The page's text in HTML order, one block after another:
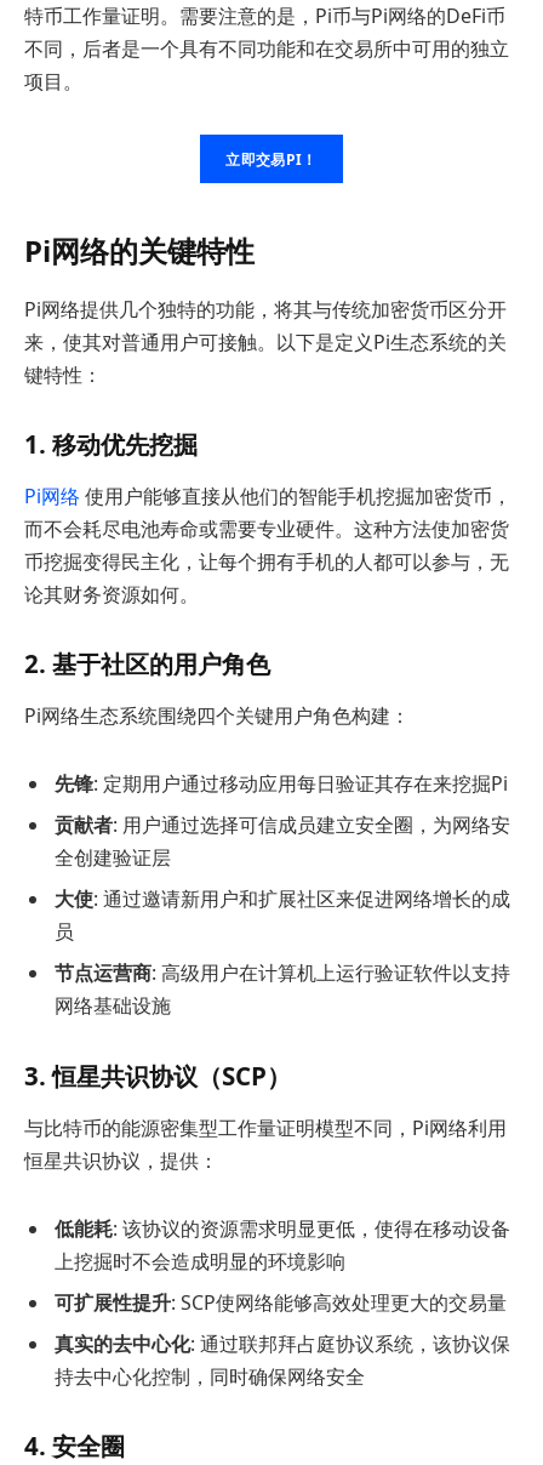
特币工作量证明。需要注意的是，Pi币与Pi网络的DeFi币
不同，后者是一个具有不同功能和在交易所中可用的独立
项目。
立即交易PI！
Pi网络的关键特性
Pi网络提供几个独特的功能，将其与传统加密货币区分开
来，使其对普通用户可接触。以下是定义Pi生态系统的关
键特性：
1. 移动优先挖掘
Pi网络使用户能够直接从他们的智能手机挖掘加密货币，
而不会耗尽电池寿命或需要专业硬件。这种方法使加密货
币挖掘变得民主化，让每个拥有手机的人都可以参与，无
论其财务资源如何。
2. 基于社区的用户角色
Pi网络生态系统围绕四个关键用户角色构建：
先锋: 定期用户通过移动应用每日验证其存在来挖掘Pi
贡献者: 用户通过选择可信成员建立安全圈，为网络安
全创建验证层
大使: 通过邀请新用户和扩展社区来促进网络增长的成
员
节点运营商: 高级用户在计算机上运行验证软件以支持
网络基础设施
3. 恒星共识协议（SCP）
与比特币的能源密集型工作量证明模型不同，Pi网络利用
恒星共识协议，提供：
低能耗: 该协议的资源需求明显更低，使得在移动设备
上挖掘时不会造成明显的环境影响
可扩展性提升: SCP使网络能够高效处理更大的交易量
真实的去中心化: 通过联邦拜占庭协议系统，该协议保
持去中心化控制，同时确保网络安全
4. 安全圈